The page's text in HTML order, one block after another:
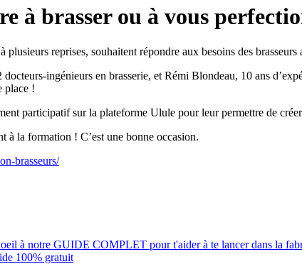
à brasser ou à vous
plusieurs reprises, souhaitent répondre aux besoins des
ingénieurs en brasserie, et Rémi Blondeau, 10 ans
place !
participatif sur la plateforme Ulule pour leur permettre de
à la formation ! C’est une bonne occasion.
brasseurs/
oeil à notre GUIDE COMPLET pour t'aider à te lancer dans la
100% gratuit